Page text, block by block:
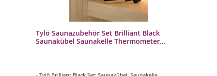
Tylö Saunazubehör Set Brilliant Black
Saunakübel Saunakelle Thermometer